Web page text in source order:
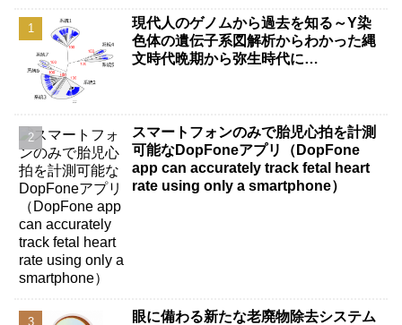
現代人のゲノムから過去を知る～Y染
色体の遺伝子系図解析からわかった縄
文時代晩期から弥生時代に…
スマートフォンのみで胎児心拍を計測
可能なDopFoneアプリ（DopFone
app can accurately track fetal heart
rate using only a smartphone）
眼に備わる新たな老廃物除去システム